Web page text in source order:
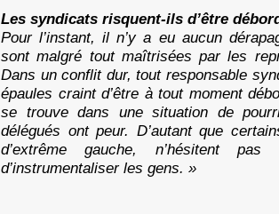
Les syndicats risquent-ils d’être
Pour l’instant, il n’y a eu aucun
sont malgré tout maîtrisées par les
Dans un conflit dur, tout responsable
épaules craint d’être à tout moment
se trouve dans une situation de
délégués ont peur. D’autant que
d’extrême gauche, n’hésitent
d’instrumentaliser les gens. »